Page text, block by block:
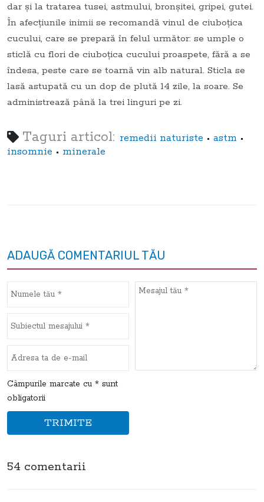
dar și la tratarea tusei, astmului, bronşitei, gripei, gutei.
În afecţiunile inimii se recomandă vinul de ciuboţica
cucului, care se prepară în felul următor: se umple o
sticlă cu flori de ciuboţica cucului proaspete, fără a se
îndesa, peste care se toarnă vin alb natural. Sticla se
lasă astupată cu un dop de plută 14 zile, la soare. Se
administrează până la trei linguri pe zi.
Taguri articol: remedii naturiste • astm •
insomnie • minerale
ADAUGĂ COMENTARIUL TĂU
Câmpurile marcate cu * sunt
obligatorii
TRIMITE
54 comentarii